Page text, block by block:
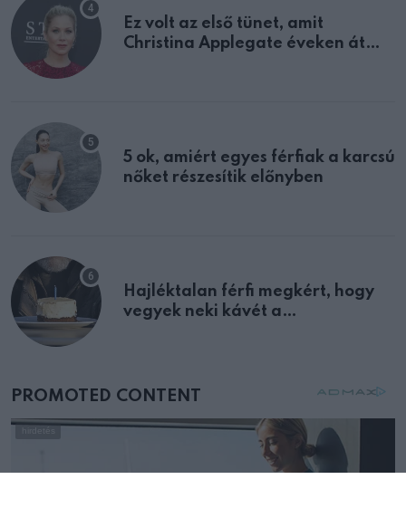
Ez volt az első tünet, amit
Christina Applegate éveken át
5 ok, amiért egyes férfiak a karcsú
nőket részesítik előnyben
Hajléktalan férfi megkért, hogy
vegyek neki kávét a